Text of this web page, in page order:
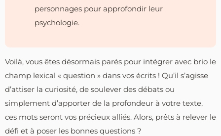
personnages pour approfondir leur
psychologie.
Voilà, vous êtes désormais parés pour intégrer avec brio le
champ lexical « question » dans vos écrits ! Qu’il s’agisse
d’attiser la curiosité, de soulever des débats ou
simplement d’apporter de la profondeur à votre texte,
ces mots seront vos précieux alliés. Alors, prêts à relever le
défi et à poser les bonnes questions ?